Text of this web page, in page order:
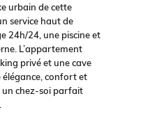
urbain de cette
service haut de
24h/24, une piscine et
L’appartement
privé et une cave
élégance, confort et
un chez-soi parfait